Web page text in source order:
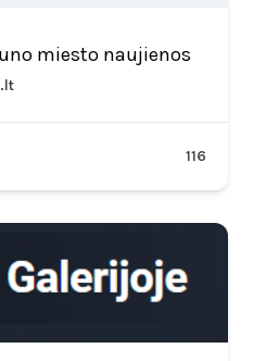
miesto naujienos
116